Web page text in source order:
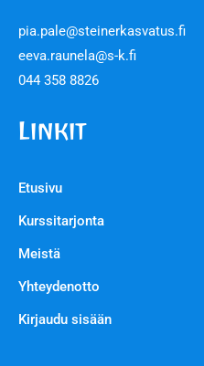
pia.pale@steinerkasvatus.fi
eeva.raunela@s-k.fi
044 358 8826
Linkit
Etusivu
Kurssitarjonta
Meistä
Yhteydenotto
Kirjaudu sisään